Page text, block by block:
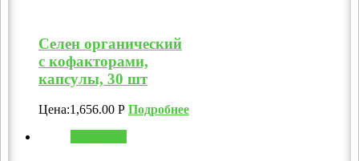
Селен органический
с кофакторами,
капсулы, 30 шт
Цена:1,656.00 Р Подробнее